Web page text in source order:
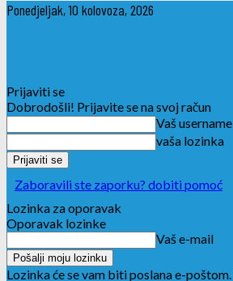
Ponedjeljak, 10 kolovoza, 2026
Prijaviti se
Dobrodošli! Prijavite se na svoj račun
Vaš username
vaša lozinka
Zaboravili ste zaporku? dobiti pomoć
Lozinka za oporavak
Oporavak lozinke
Vaš e-mail
Lozinka će se vam biti poslana e-poštom.